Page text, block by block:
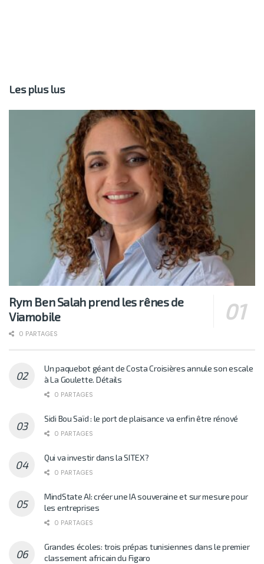
Les plus lus
Rym Ben Salah prend les rênes de
Viamobile
0 PARTAGES
Un paquebot géant de Costa Croisières annule son escale
à La Goulette. Détails
0 PARTAGES
Sidi Bou Saïd : le port de plaisance va enfin être rénové
0 PARTAGES
Qui va investir dans la SITEX?
0 PARTAGES
MindState AI: créer une IA souveraine et sur mesure pour
les entreprises
0 PARTAGES
Grandes écoles: trois prépas tunisiennes dans le premier
classement africain du Figaro